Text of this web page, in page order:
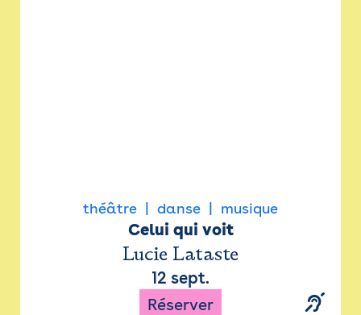
théâtre danse musique
Celui qui voit
Lucie Lataste
12 sept.
Réserver